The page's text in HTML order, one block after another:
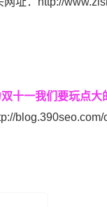
十一我们要玩点大
blog.390seo.com/